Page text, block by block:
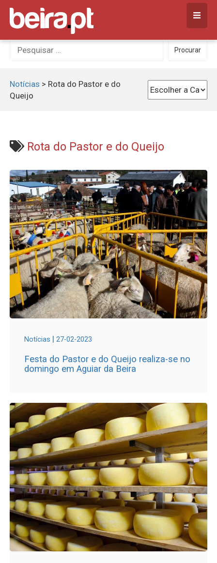
Skip
content
Procurar
por:
Procurar
Notícias > Rota do Pastor e do
Queijo
Rota do Pastor e do Queijo
Notícias | 27-02-2023
Festa do Pastor e do Queijo realiza-se no
domingo em Aguiar da Beira